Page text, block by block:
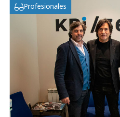
Profesionales